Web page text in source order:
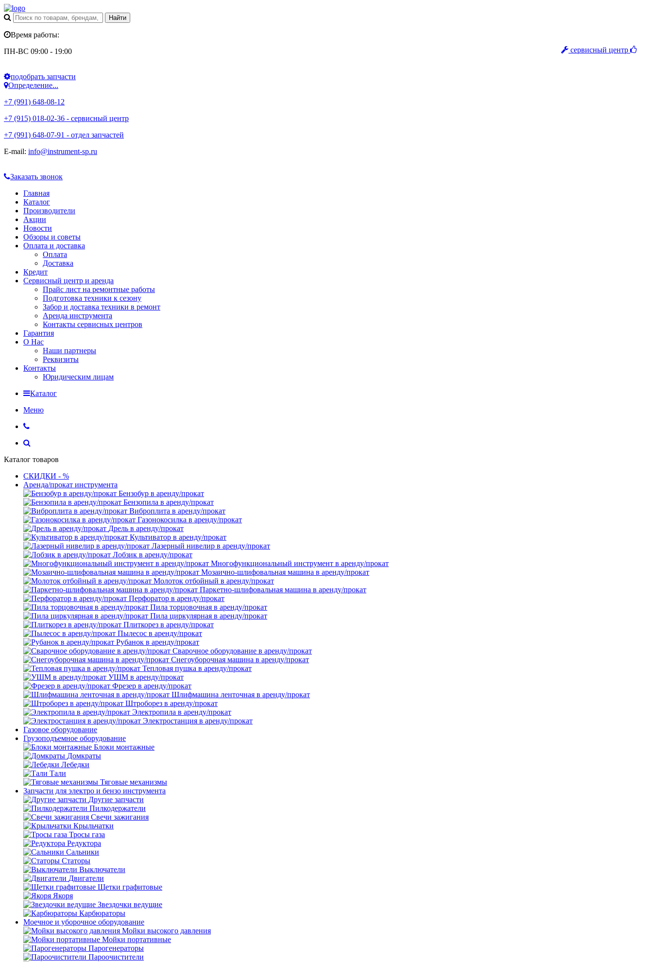
сервисный центр
Время работы:
ПН-ВС 09:00 - 19:00
подобрать запчасти
Определение...
+7 (991) 648-08-12
+7 (915) 018-02-36 - сервисный центр
+7 (991) 648-07-91 - отдел запчастей
E-mail: info@instrument-sp.ru
Заказать звонок
Главная
Каталог
Производители
Акции
Новости
Обзоры и советы
Оплата и доставка
Оплата
Доставка
Кредит
Сервисный центр и аренда
Прайс лист на ремонтные работы
Подготовка техники к сезону
Забор и доставка техники в ремонт
Аренда инструмента
Контакты сервисных центров
Гарантия
О Нас
Наши партнеры
Реквизиты
Контакты
Юридическим лицам
Каталог
Меню
Каталог товаров
СКИДКИ - %
Аренда/прокат инструмента
Бензобур в аренду/прокат
Бензопила в аренду/прокат
Виброплита в аренду/прокат
Газонокосилка в аренду/прокат
Дрель в аренду/прокат
Культиватор в аренду/прокат
Лазерный нивелир в аренду/прокат
Лобзик в аренду/прокат
Многофункциональный инструмент в аренду/прокат
Мозаично-шлифовальная машина в аренду/прокат
Молоток отбойный в аренду/прокат
Паркетно-шлифовальная машина в аренду/прокат
Перфоратор в аренду/прокат
Пила торцовочная в аренду/прокат
Пила циркулярная в аренду/прокат
Плиткорез в аренду/прокат
Пылесос в аренду/прокат
Рубанок в аренду/прокат
Сварочное оборудование в аренду/прокат
Снегоуборочная машина в аренду/прокат
Тепловая пушка в аренду/прокат
УШМ в аренду/прокат
Фрезер в аренду/прокат
Шлифмашина ленточная в аренду/прокат
Штроборез в аренду/прокат
Электропила в аренду/прокат
Электростанция в аренду/прокат
Газовое оборудование
Грузоподъемное оборудование
Блоки монтажные
Домкраты
Лебедки
Тали
Тяговые механизмы
Запчасти для электро и бензо инструмента
Другие запчасти
Пилкодержатели
Свечи зажигания
Крыльчатки
Тросы газа
Редуктора
Сальники
Статоры
Выключатели
Двигатели
Щетки графитовые
Якоря
Звездочки ведущие
Карбюраторы
Моечное и уборочное оборудование
Мойки высокого давления
Мойки портативные
Парогенераторы
Пароочистители